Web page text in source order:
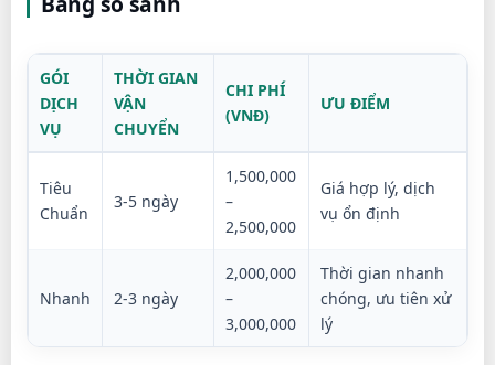
GÓI
DỊCH
VỤ
THỜI GIAN
VẬN
CHUYỂN
CHI PHÍ
(VNĐ)
ƯU ĐIỂM
Tiêu
Chuẩn
3-5 ngày
1,500,000
–
2,500,000
Giá hợp lý, dịch
vụ ổn định
Nhanh 2-3 ngày
2,000,000
–
3,000,000
Thời gian nhanh
chóng, ưu tiên xử
lý